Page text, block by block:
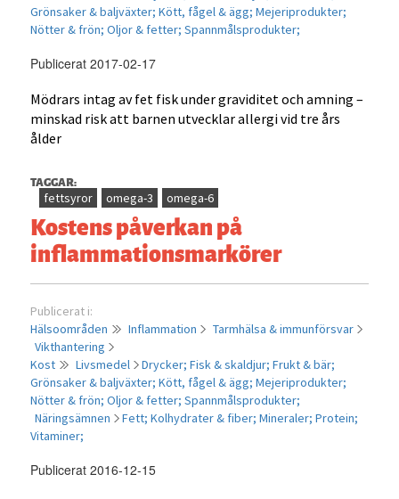
Grönsaker & baljväxter;Kött, fågel & ägg;Mejeriprodukter;
Nötter & frön;Oljor & fetter;Spannmålsprodukter;
Publicerat 2017-02-17
Mödrars intag av fet fisk under graviditet och amning –
minskad risk att barnen utvecklar allergi vid tre års
ålder
TAGGAR:
fettsyror omega-3 omega-6
Kostens påverkan på
inflammationsmarkörer
Publicerat i:
Hälsoområden
Inflammation
Tarmhälsa & immunförsvar
Vikthantering
Kost
Livsmedel Drycker;Fisk & skaldjur;Frukt & bär;
Grönsaker & baljväxter;Kött, fågel & ägg;Mejeriprodukter;
Nötter & frön;Oljor & fetter;Spannmålsprodukter;
Näringsämnen
Fett;Kolhydrater & fiber;Mineraler;Protein;
Vitaminer;
Publicerat 2016-12-15